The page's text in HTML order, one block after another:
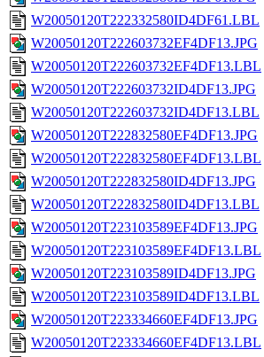
W20050120T222332580ID4DF61.LBL
W20050120T222603732EF4DF13.JPG
W20050120T222603732EF4DF13.LBL
W20050120T222603732ID4DF13.JPG
W20050120T222603732ID4DF13.LBL
W20050120T222832580EF4DF13.JPG
W20050120T222832580EF4DF13.LBL
W20050120T222832580ID4DF13.JPG
W20050120T222832580ID4DF13.LBL
W20050120T223103589EF4DF13.JPG
W20050120T223103589EF4DF13.LBL
W20050120T223103589ID4DF13.JPG
W20050120T223103589ID4DF13.LBL
W20050120T223334660EF4DF13.JPG
W20050120T223334660EF4DF13.LBL